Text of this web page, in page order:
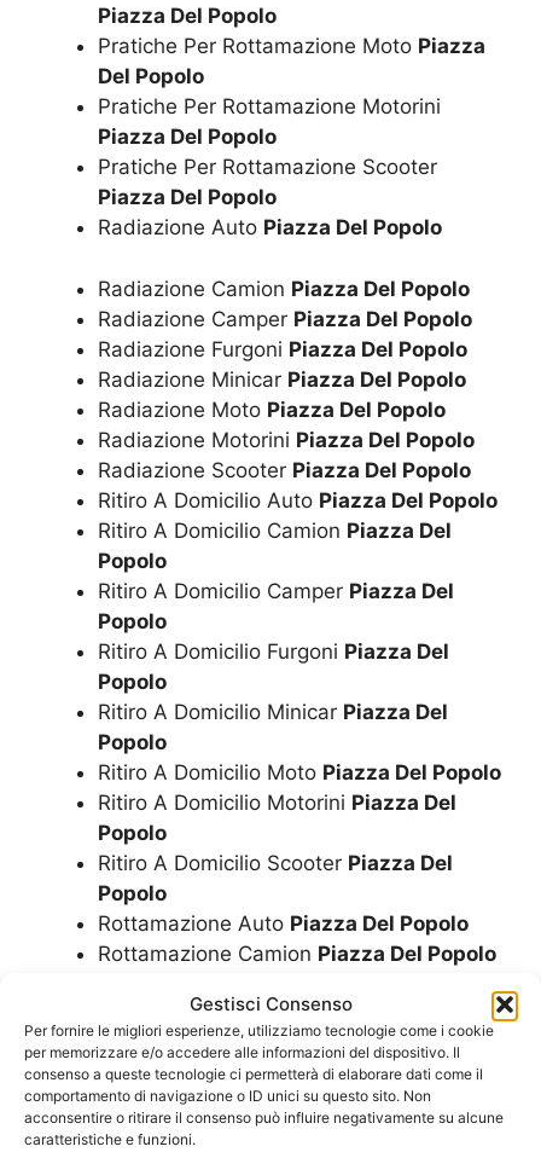
Gestisci Consenso
Per fornire le migliori esperienze, utilizziamo tecnologie come i cookie
per memorizzare e/o accedere alle informazioni del dispositivo. Il
consenso a queste tecnologie ci permetterà di elaborare dati come il
comportamento di navigazione o ID unici su questo sito. Non
acconsentire o ritirare il consenso può influire negativamente su alcune
caratteristiche e funzioni.
Piazza Del Popolo
Pratiche Per Rottamazione Moto Piazza
Del Popolo
Pratiche Per Rottamazione Motorini
Piazza Del Popolo
Pratiche Per Rottamazione Scooter
Piazza Del Popolo
Radiazione Auto Piazza Del Popolo
Radiazione Camion Piazza Del Popolo
Radiazione Camper Piazza Del Popolo
Radiazione Furgoni Piazza Del Popolo
Radiazione Minicar Piazza Del Popolo
Radiazione Moto Piazza Del Popolo
Radiazione Motorini Piazza Del Popolo
Radiazione Scooter Piazza Del Popolo
Ritiro A Domicilio Auto Piazza Del Popolo
Ritiro A Domicilio Camion Piazza Del
Popolo
Ritiro A Domicilio Camper Piazza Del
Popolo
Ritiro A Domicilio Furgoni Piazza Del
Popolo
Ritiro A Domicilio Minicar Piazza Del
Popolo
Ritiro A Domicilio Moto Piazza Del Popolo
Ritiro A Domicilio Motorini Piazza Del
Popolo
Ritiro A Domicilio Scooter Piazza Del
Popolo
Rottamazione Auto Piazza Del Popolo
Rottamazione Camion Piazza Del Popolo
Rottamazione FurgoniPiazza Del Popolo
Rottamazione Gratis AutoPiazza Del
Popolo
Rottamazione Gratis CamionPiazza Del
Popolo